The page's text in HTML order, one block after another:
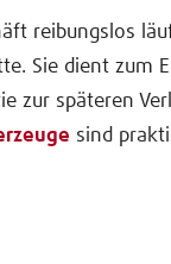
reibungslos
Sie dient zum
zur späteren
sind